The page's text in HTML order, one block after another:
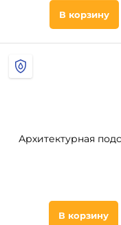
В корзину
Архитектурная
В корзину